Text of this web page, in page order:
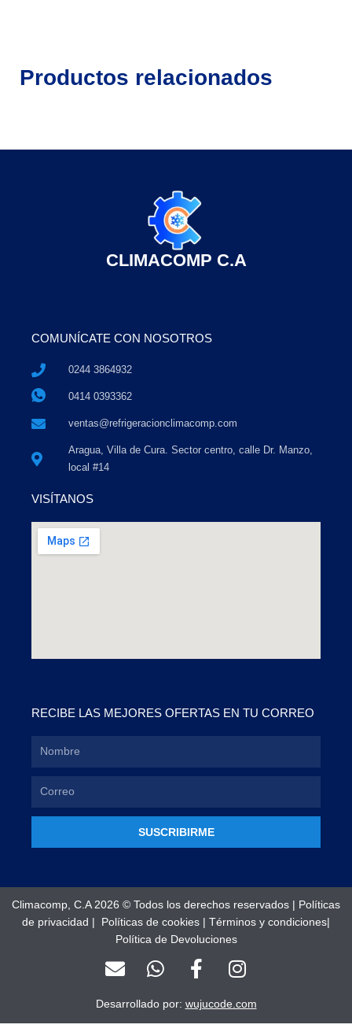
Productos relacionados
CLIMACOMP C.A
COMUNÍCATE CON NOSOTROS
0244 3864932
0414 0393362
ventas@refrigeracionclimacomp.com
Aragua, Villa de Cura. Sector centro, calle Dr. Manzo,
local #14
VISÍTANOS
RECIBE LAS MEJORES OFERTAS EN TU CORREO
SUSCRIBIRME
Climacomp, C.A 2026 © Todos los derechos reservados | Políticas
de privacidad | Políticas de cookies | Términos y condiciones|
Política de Devoluciones
E
n
v
W
h
a
F
a
c
e
I
n
s
t
Desarrollado por: wujucode.com